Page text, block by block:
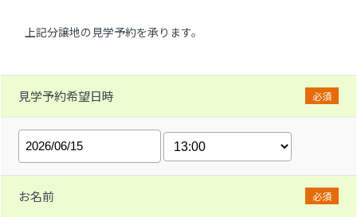
上記分譲地の見学予約を承ります。
見学予約希望日時 必須
お名前 必須